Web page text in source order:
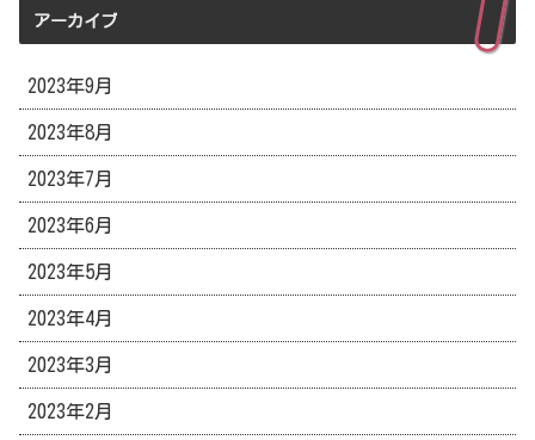
アーカイブ
2023年9月
2023年8月
2023年7月
2023年6月
2023年5月
2023年4月
2023年3月
2023年2月